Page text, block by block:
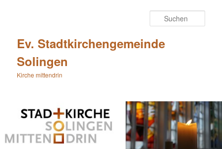
Ev. Stadtkirchengemeinde
Solingen
Kirche mittendrin